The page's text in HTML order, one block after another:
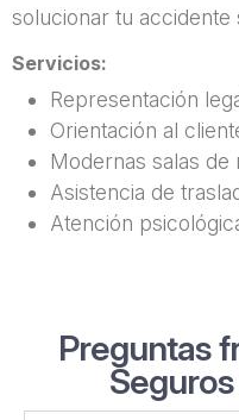
solucionar tu accidente
Servicios:
Representación
Orientación al
Modernas salas de
Asistencia de
Atención
Preguntas